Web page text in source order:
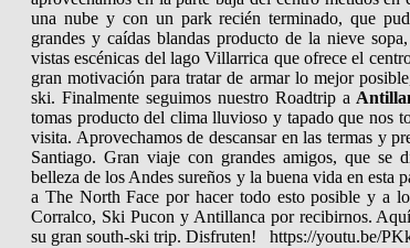
una nube y con un park recién terminado, que
grandes y caídas blandas producto de la nieve
vistas escénicas del lago Villarrica que ofrece el
gran motivación para tratar de armar lo mejor
ski. Finalmente seguimos nuestro Roadtrip a
tomas producto del clima lluvioso y tapado que nos
visita. Aprovechamos de descansar en las termas y
Santiago. Gran viaje con grandes amigos, que se
belleza de los Andes sureños y la buena vida en esta
a The North Face por hacer todo esto posible y a
Corralco, Ski Pucon y Antillanca por recibirnos.
su gran south-ski trip. Disfruten! https://youtu.be/